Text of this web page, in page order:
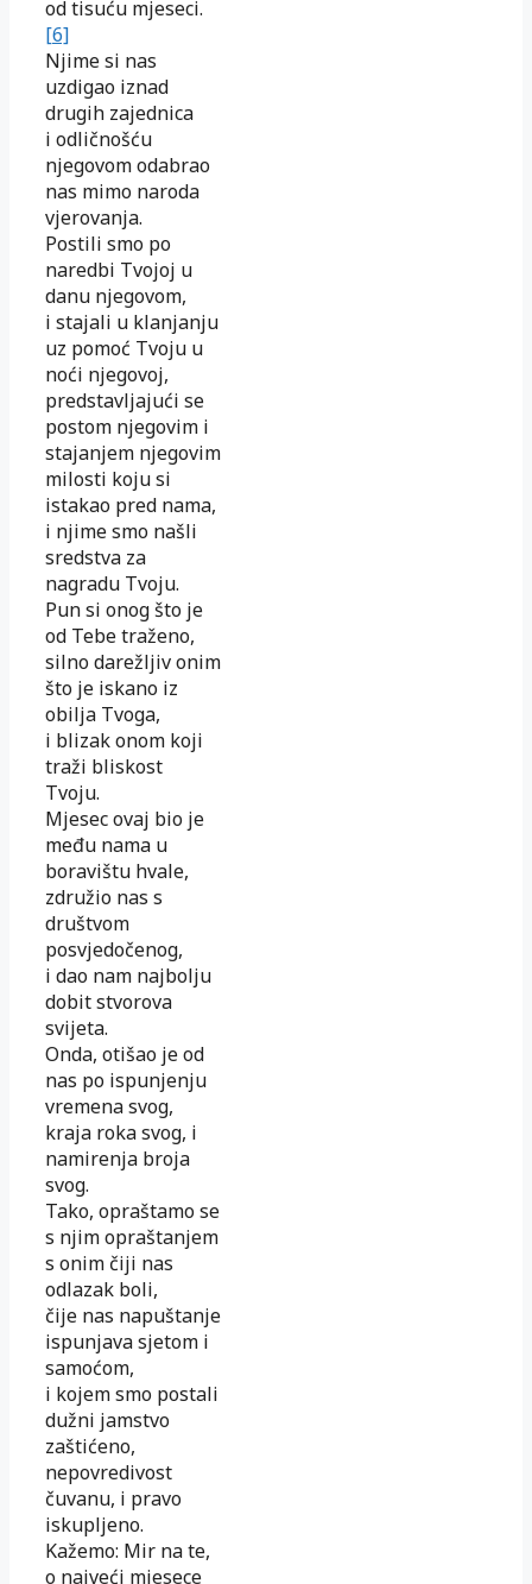
od tisuću mjeseci.
[6]
Njime si nas
uzdigao iznad
drugih zajednica
i odličnošću
njegovom odabrao
nas mimo naroda
vjerovanja.
Postili smo po
naredbi Tvojoj u
danu njegovom,
i stajali u klanjanju
uz pomoć Tvoju u
noći njegovoj,
predstavljajući se
postom njegovim i
stajanjem njegovim
milosti koju si
istakao pred nama,
i njime smo našli
sredstva za
nagradu Tvoju.
Pun si onog što je
od Tebe traženo,
silno darežljiv onim
što je iskano iz
obilja Tvoga,
i blizak onom koji
traži bliskost
Tvoju.
Mjesec ovaj bio je
među nama u
boravištu hvale,
združio nas s
društvom
posvjedočenog,
i dao nam najbolju
dobit stvorova
svijeta.
Onda, otišao je od
nas po ispunjenju
vremena svog,
kraja roka svog, i
namirenja broja
svog.
Tako, opraštamo se
s njim opraštanjem
s onim čiji nas
odlazak boli,
čije nas napuštanje
ispunjava sjetom i
samoćom,
i kojem smo postali
dužni jamstvo
zaštićeno,
nepovredivost
čuvanu, i pravo
iskupljeno.
Kažemo: Mir na te,
o najveći mjesece